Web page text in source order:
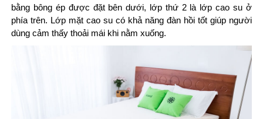
bằng bông ép được đặt bên dưới, lớp thứ 2 là lớp cao su ở
phía trên. Lớp mặt cao su có khả năng đàn hồi tốt giúp người
dùng cảm thấy thoải mái khi nằm xuống.